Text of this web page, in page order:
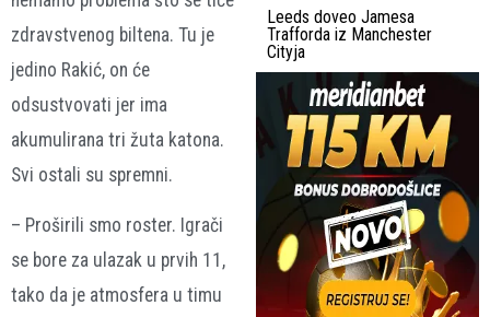
zdravstvenog biltena. Tu je
jedino Rakić, on će
odsustvovati jer ima
akumulirana tri žuta katona.
Svi ostali su spremni.
– Proširili smo roster. Igrači
se bore za ulazak u prvih 11,
tako da je atmosfera u timu
Leeds doveo Jamesa
Trafforda iz Manchester
Cityja